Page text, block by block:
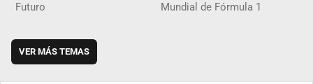
Futuro Mundial de Fórmula 1
VER MÁS TEMAS